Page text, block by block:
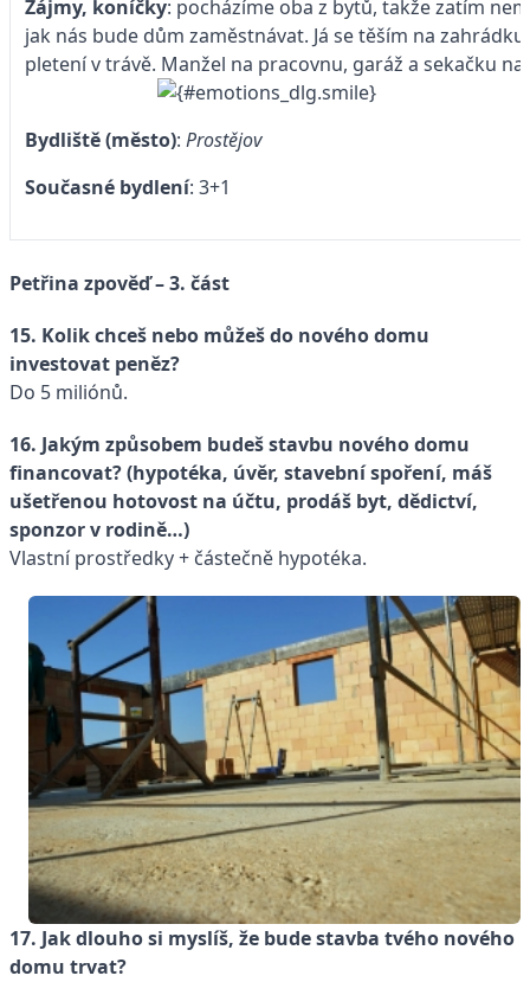
Zájmy, koníčky: pocházíme oba z bytů, takže zatím
jak nás bude dům zaměstnávat. Já se těším na
pletení v trávě. Manžel na pracovnu, garáž a sekačku
Bydliště (město): Prostějov
Současné bydlení: 3+1
Petřina zpověď – 3. část
15. Kolik chceš nebo můžeš do nového domu
investovat peněz?
Do 5 miliónů.
16. Jakým způsobem budeš stavbu nového domu
financovat? (hypotéka, úvěr, stavební spoření, máš
ušetřenou hotovost na účtu, prodáš byt, dědictví,
sponzor v rodině…)
Vlastní prostředky + částečně hypotéka.
17. Jak dlouho si myslíš, že bude stavba tvého nového
domu trvat?